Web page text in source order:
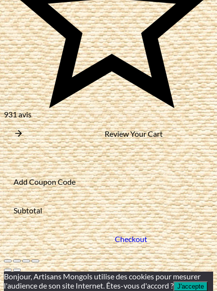
931 avis
Review Your Cart
Add Coupon Code
Subtotal
Checkout
Bonjour, Artisans Mongols utilise des cookies pour mesurer
l'audience de son site Internet. Êtes-vous d'accord ? J'accepte